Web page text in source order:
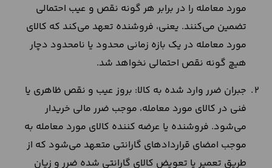
مورد معامله را در برابر هر گونه نقص و عیب احتمالی
تضمین می‌کنند. یعنی، فروشنده تعهد می‌کند که کالای
مورد معامله در یک بازه زمانی محدود یا نامحدود دچار
هیچ گونه نقص احتمالی نخواهد شد.
جبران ضرر وارد شده به کالا: بروز عیب و نقص ظاهری یا
فنی در کالای مورد معامله، موجب ضرر مالی خریدار
می‌شود. فروشنده یا عرضه کننده کالای مورد معامله به
موجب امضای قراردادهای گارانتی متعهد می‌شود که از
طریق تعمیر یا تعویض کالای گارانتی شده ضرر و زیان